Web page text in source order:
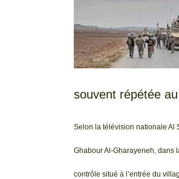
souvent répétée
Selon la télévision nationale Al
Ghabour Al-Gharayeneh, dans
contrôle situé à l’entrée du